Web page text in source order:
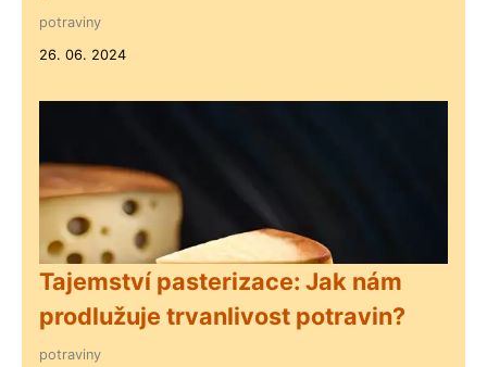
potraviny
26. 06. 2024
Tajemství pasterizace: Jak nám
prodlužuje trvanlivost potravin?
potraviny